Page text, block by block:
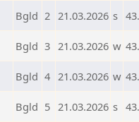
Bgld 2 21.03.2026 s
Bgld 3 21.03.2026 w
Bgld 4 21.03.2026 w
Bgld 5 21.03.2026 s